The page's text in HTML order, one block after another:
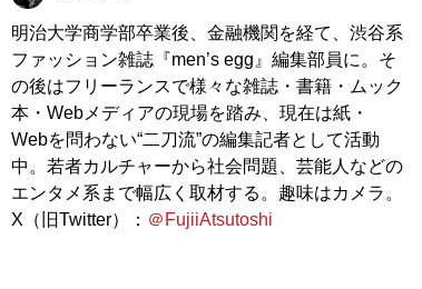
明治大学商学部卒業後、金融機関を経て、渋谷系
ファッション雑誌『men’s egg』編集部員に。そ
の後はフリーランスで様々な雑誌・書籍・ムック
本・Webメディアの現場を踏み、現在は紙・
Webを問わない“二刀流”の編集記者として活動
中。若者カルチャーから社会問題、芸能人などの
エンタメ系まで幅広く取材する。趣味はカメラ。
X（旧Twitter）： ＠FujiiAtsutoshi